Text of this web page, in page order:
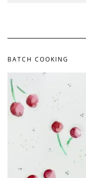
BATCH COOKING